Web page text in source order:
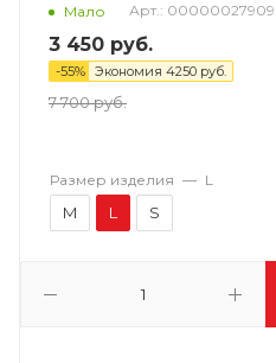
Мало Арт.: 00000027909
3 450 руб.
-55% Экономия 4250 руб.
7 700руб.
Размер изделия — L
M L S